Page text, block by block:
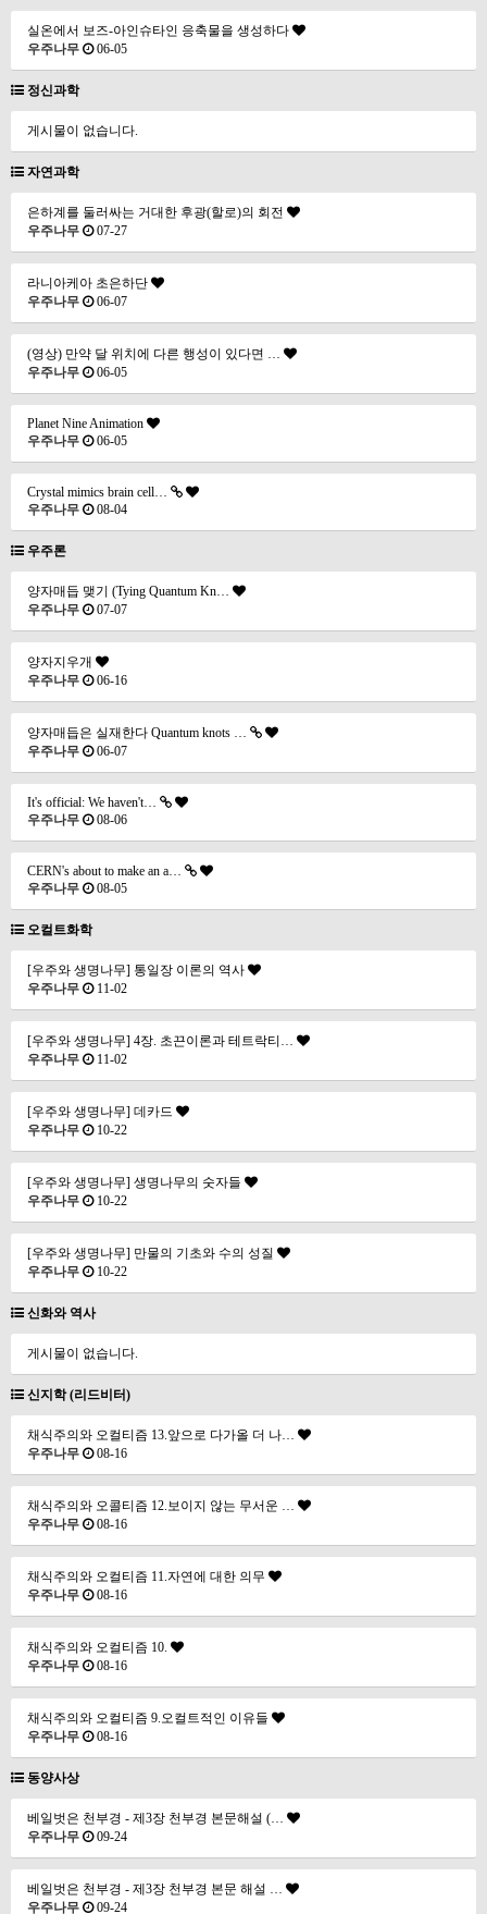
실온에서 보즈-아인슈타인 응축물을 생성하다
우주나무
06-05
정신과학
게시물이 없습니다.
자연과학
은하계를 둘러싸는 거대한 후광(할로)의 회전
우주나무
07-27
라니아케아 초은하단
우주나무
06-07
(영상) 만약 달 위치에 다른 행성이 있다면 …
우주나무
06-05
Planet Nine Animation
우주나무
06-05
Crystal mimics brain cell…
우주나무
08-04
우주론
양자매듭 맺기 (Tying Quantum Kn…
우주나무
07-07
양자지우개
우주나무
06-16
양자매듭은 실재한다 Quantum knots …
우주나무
06-07
It's official: We haven't…
우주나무
08-06
CERN's about to make an a…
우주나무
08-05
오컬트화학
[우주와 생명나무] 통일장 이론의 역사
우주나무
11-02
[우주와 생명나무] 4장. 초끈이론과 테트락티…
우주나무
11-02
[우주와 생명나무] 데카드
우주나무
10-22
[우주와 생명나무] 생명나무의 숫자들
우주나무
10-22
[우주와 생명나무] 만물의 기초와 수의 성질
우주나무
10-22
신화와 역사
게시물이 없습니다.
신지학 (리드비터)
채식주의와 오컬티즘 13.앞으로 다가올 더 나…
우주나무
08-16
채식주의와 오콜티즘 12.보이지 않는 무서운 …
우주나무
08-16
채식주의와 오컬티즘 11.자연에 대한 의무
우주나무
08-16
채식주의와 오컬티즘 10.
우주나무
08-16
채식주의와 오컬티즘 9.오컬트적인 이유들
우주나무
08-16
동양사상
베일벗은 천부경 - 제3장 천부경 본문해설 (…
우주나무
09-24
베일벗은 천부경 - 제3장 천부경 본문 해설 …
우주나무
09-24